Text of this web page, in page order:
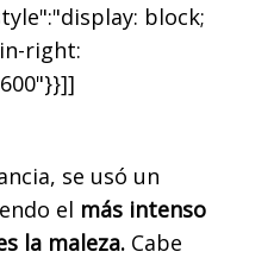
block;
right:
se usó un
el más intenso
la maleza. Cabe